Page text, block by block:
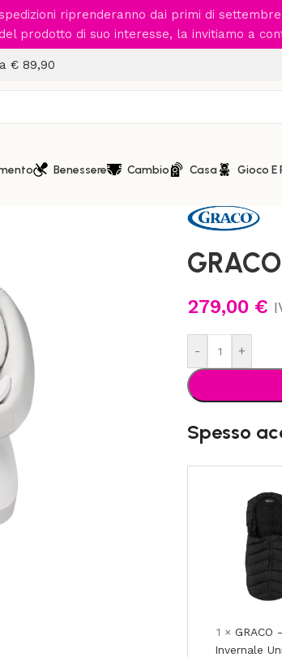
riprenderanno dai primi di
prodotto di suo interesse, la invitiamo a
€ 89,90
Benessere Cambio Casa Gioco E
Home/Gioco e
279,00 €
- +
Spesso
1 × GRACO
Invernale